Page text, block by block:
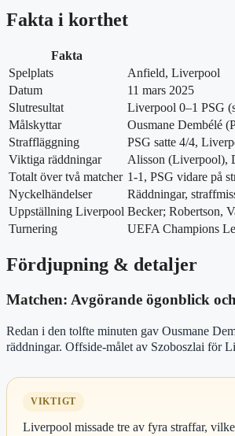
Fakta i korthet
Fakta
Spelplats
Anfield, Liverpool
Datum
11 mars 2025
Slutresultat
Liverpool 0–1 PSG
Målskyttar
Ousmane Dembélé
Straffläggning
PSG satte 4/4,
Viktiga räddningar
Alisson (Liverpool),
Totalt över två matcher 1-1, PSG vidare på
Nyckelhändelser
Räddningar,
Uppställning Liverpool Becker; Robertson,
Turnering
UEFA Champions
Fördjupning & detaljer
Matchen: Avgörande ögonblick
Redan i den tolfte minuten gav Ousmane
räddningar. Offside-målet av Szoboszlai för
VIKTIGT
Liverpool missade tre av fyra straffar,